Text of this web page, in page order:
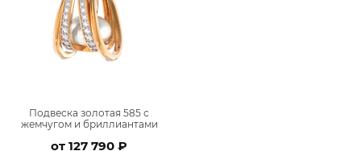
Подвеска золотая 585 с
жемчугом и бриллиантами
от 127 790 ₽